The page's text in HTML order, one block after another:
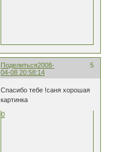
Поделиться 5
2008-
04-08 20:58:14
Спасибо тебе !саня хорошая
картинка
0